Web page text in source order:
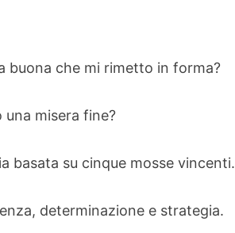
buona che mi rimetto in forma?
misera fine?
basata su cinque mosse vincenti.
determinazione e strategia.